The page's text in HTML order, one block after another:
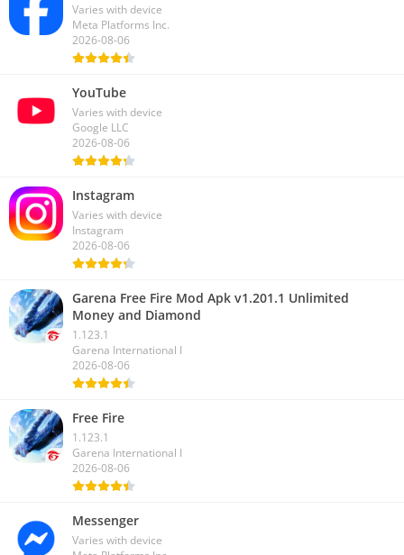
Varies with device
Meta Platforms Inc.
2026-08-06
YouTube
Varies with device
Google LLC
2026-08-06
Instagram
Varies with device
Instagram
2026-08-06
Garena Free Fire Mod Apk v1.201.1 Unlimited
Money and Diamond
1.123.1
Garena International I
2026-08-06
Free Fire
1.123.1
Garena International I
2026-08-06
Messenger
Varies with device